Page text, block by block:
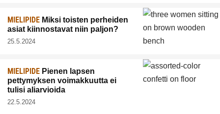
MIELIPIDE Miksi toisten perheiden
asiat kiinnostavat niin paljon?
25.5.2024
MIELIPIDE Pienen lapsen
pettymyksen voimakkuutta ei
tulisi aliarvioida
22.5.2024